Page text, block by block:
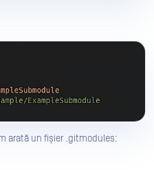
arată un fișier .gitmodules: